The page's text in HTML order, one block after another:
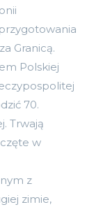
Granicą.
Polskiej
70.
Trwają
w
z
zimie,